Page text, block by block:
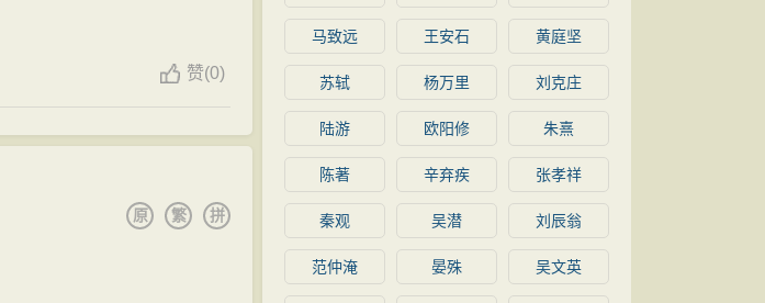
赞(0)
拼
繁
原
马致远 王安石 黄庭坚
苏轼 杨万里 刘克庄
陆游 欧阳修 朱熹
陈著 辛弃疾 张孝祥
秦观 吴潜 刘辰翁
范仲淹 晏殊 吴文英